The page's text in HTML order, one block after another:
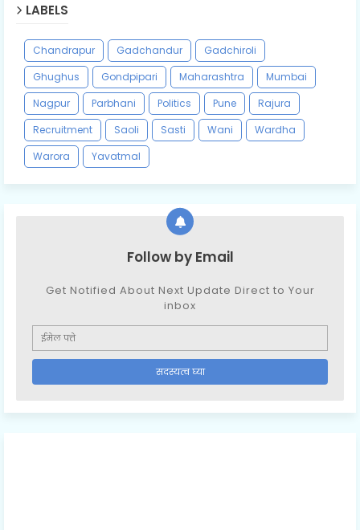
LABELS
Chandrapur Gadchandur
Gadchiroli
Ghughus
Gondpipari Maharashtra
Mumbai
Nagpur
Parbhani Politics Pune
Rajura
Recruitment
Saoli Sasti Wani
Wardha
Warora
Yavatmal
Follow by Email
Get Notified About Next Update Direct to Your
inbox